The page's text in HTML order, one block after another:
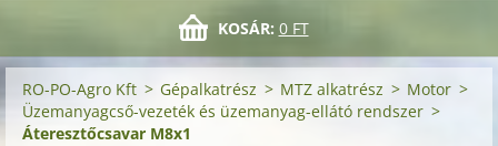
KOSÁR: 0 FT
RO-PO-Agro Kft > Gépalkatrész > MTZ alkatrész > Motor >
Üzemanyagcső-vezeték és üzemanyag-ellátó rendszer >
Áteresztőcsavar M8x1